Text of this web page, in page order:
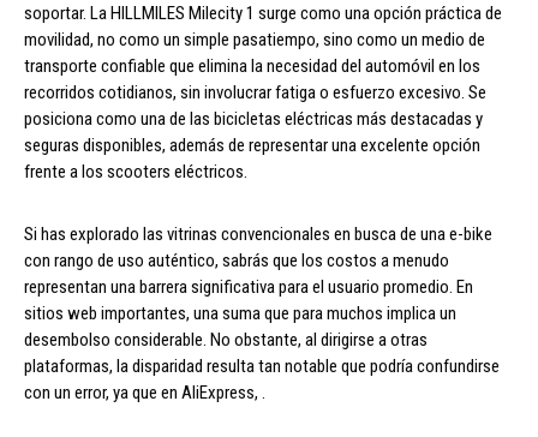
soportar. La HILLMILES Milecity 1 surge como una opción práctica de
movilidad, no como un simple pasatiempo, sino como un medio de
transporte confiable que elimina la necesidad del automóvil en los
recorridos cotidianos, sin involucrar fatiga o esfuerzo excesivo. Se
posiciona como una de las bicicletas eléctricas más destacadas y
seguras disponibles, además de representar una excelente opción
frente a los scooters eléctricos.
Si has explorado las vitrinas convencionales en busca de una e-bike
con rango de uso auténtico, sabrás que los costos a menudo
representan una barrera significativa para el usuario promedio. En
sitios web importantes, una suma que para muchos implica un
desembolso considerable. No obstante, al dirigirse a otras
plataformas, la disparidad resulta tan notable que podría confundirse
con un error, ya que en AliExpress, .